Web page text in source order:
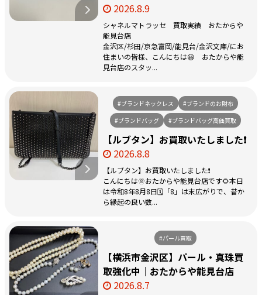
2026.8.9
シャネルマトラッセ 買取実績 おたからや
能見台店
金沢区/杉田/京急富岡/能見台/金沢文庫/にお
住まいの皆様、こんにちは😃 おたからや能
見台店のスタッ...
#ブランドネックレス
#ブランドのお財布
#ブランドバッグ
#ブランドバッグ高価買取
【ルブタン】お買取いたしました❗️
2026.8.8
【ルブタン】お買取いたしました❗️
こんにちは🌞おたからや能見台店です🌻本日
は令和8年8月8日🗓️「8」は末広がりで、昔か
ら縁起の良い数...
#パール買取
【横浜市金沢区】パール・真珠買
取強化中｜おたからや能見台店
2026.8.7